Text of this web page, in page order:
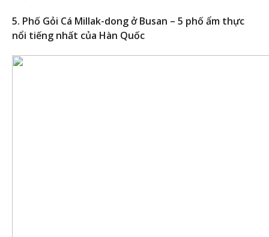
5. Phố Gỏi Cá Millak-dong ở Busan – 5 phố ẩm thực
nổi tiếng nhất của Hàn Quốc